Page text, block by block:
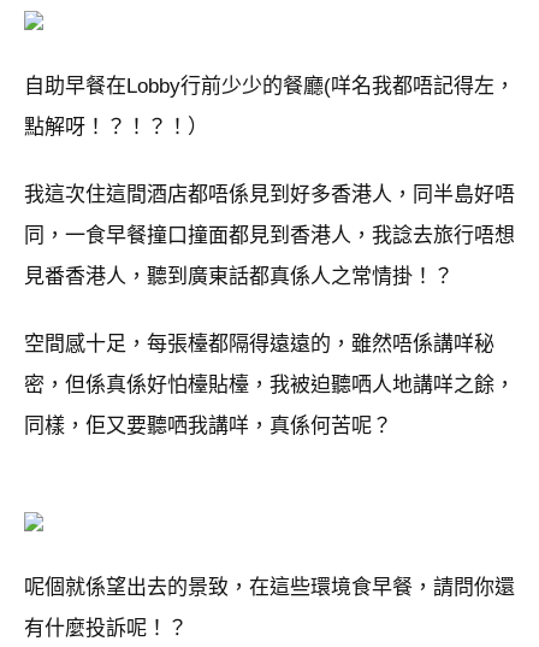
自助早餐在Lobby行前少少的餐廳(咩名我都唔記得左，
點解呀！？！？！）
我這次住這間酒店都唔係見到好多香港人，同半島好唔
同，一食早餐撞口撞面都見到香港人，我諗去旅行唔想
見番香港人，聽到廣東話都真係人之常情掛！？
空間感十足，每張檯都隔得遠遠的，雖然唔係講咩秘
密，但係真係好怕檯貼檯，我被迫聽哂人地講咩之餘，
同樣，佢又要聽哂我講咩，真係何苦呢？
呢個就係望出去的景致，在這些環境食早餐，請問你還
有什麼投訴呢！？